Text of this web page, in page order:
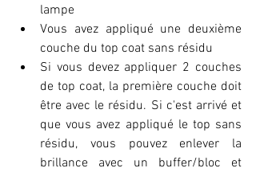
lampe
Vous avez appliqué une deuxième
couche du top coat sans résidu
Si vous devez appliquer 2 couches
de top coat, la première couche doit
être avec le résidu. Si c'est arrivé et
que vous avez appliqué le top sans
résidu, vous pouvez enlever la
brillance avec un buffer/bloc et